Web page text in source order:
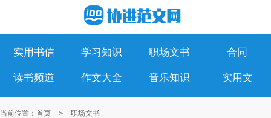
实用书信 学习知识 职场文书 合同
读书频道 作文大全 音乐知识 实用文
当前位置： 首页 > 职场文书